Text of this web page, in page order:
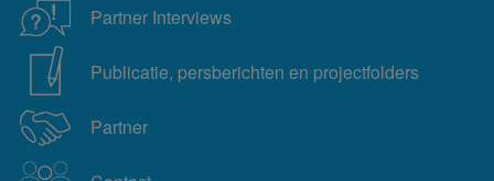
Partner Interviews
Publicatie, persberichten en projectfolders
Partner